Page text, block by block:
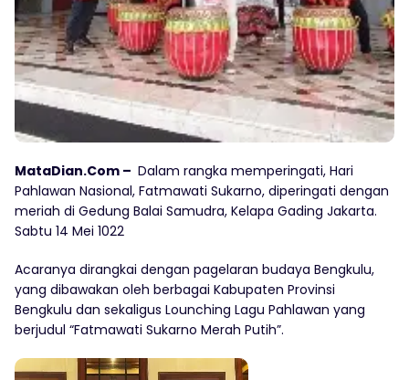
MataDian.Com – Dalam rangka memperingati, Hari
Pahlawan Nasional, Fatmawati Sukarno, diperingati dengan
meriah di Gedung Balai Samudra, Kelapa Gading Jakarta.
Sabtu 14 Mei 1022
Acaranya dirangkai dengan pagelaran budaya Bengkulu,
yang dibawakan oleh berbagai Kabupaten Provinsi
Bengkulu dan sekaligus Lounching Lagu Pahlawan yang
berjudul “Fatmawati Sukarno Merah Putih”.